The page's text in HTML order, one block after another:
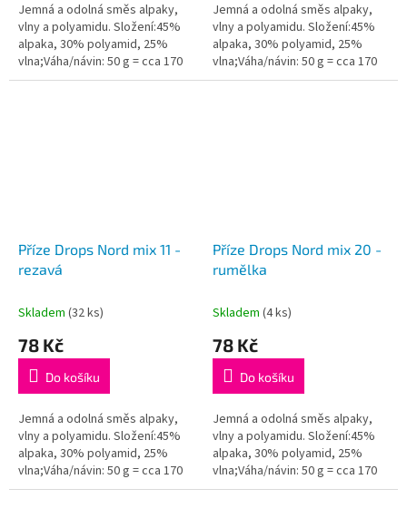
Jemná a odolná směs alpaky,
vlny a polyamidu. Složení:45%
alpaka, 30% polyamid, 25%
vlna;Váha/návin: 50 g = cca 170
metrů;Doporučená síla jehlic: 3
Jemná a odolná směs alpaky,
vlny a polyamidu. Složení:45%
alpaka, 30% polyamid, 25%
vlna;Váha/návin: 50 g = cca 170
metrů;Doporučená síla jehlic: 3
Příze Drops Nord mix 11 -
rezavá
Skladem (32 ks)
78 Kč
Do košíku
Jemná a odolná směs alpaky,
vlny a polyamidu. Složení:45%
alpaka, 30% polyamid, 25%
vlna;Váha/návin: 50 g = cca 170
metrů;Doporučená síla jehlic: 3
Příze Drops Nord mix 20 -
rumělka
Skladem (4 ks)
78 Kč
Do košíku
Jemná a odolná směs alpaky,
vlny a polyamidu. Složení:45%
alpaka, 30% polyamid, 25%
vlna;Váha/návin: 50 g = cca 170
metrů;Doporučená síla jehlic: 3